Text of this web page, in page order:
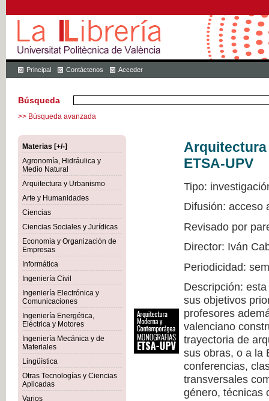
Principal Contáctenos Acceder
Búsqueda
>> Búsqueda avanzada
Materias [+/-]
Agronomía, Hidráulica y
Medio Natural
Arquitectura y Urbanismo
Arte y Humanidades
Ciencias
Ciencias Sociales y Jurídicas
Economía y Organización de
Empresas
Informática
Ingeniería Civil
Ingeniería Electrónica y
Comunicaciones
Ingeniería Energética,
Eléctrica y Motores
Ingeniería Mecánica y de
Materiales
Lingüística
Otras Tecnologías y Ciencias
Aplicadas
Varios
Arquitectura
ETSA-UPV
Tipo:
Difusión: acceso
Revisado por
Director: Iván
Periodicidad:
Descripción:
sus objetivos
profesores
valenciano
trayectoria de
sus obras, o a la
conferencias,
transversales
género, técnicas